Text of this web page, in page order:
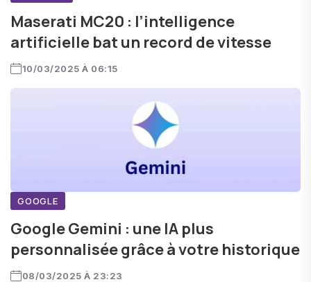
Maserati MC20 : l’intelligence
artificielle bat un record de vitesse
10/03/2025 À 06:15
GOOGLE
Google Gemini : une IA plus
personnalisée grâce à votre historique
08/03/2025 À 23:23